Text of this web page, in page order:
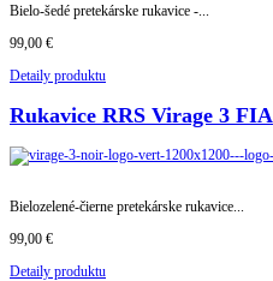
Bielo-šedé pretekárske rukavice -...
99,00 €
Detaily produktu
Rukavice RRS Virage 3 FIA
Bielozelené-čierne pretekárske rukavice...
99,00 €
Detaily produktu